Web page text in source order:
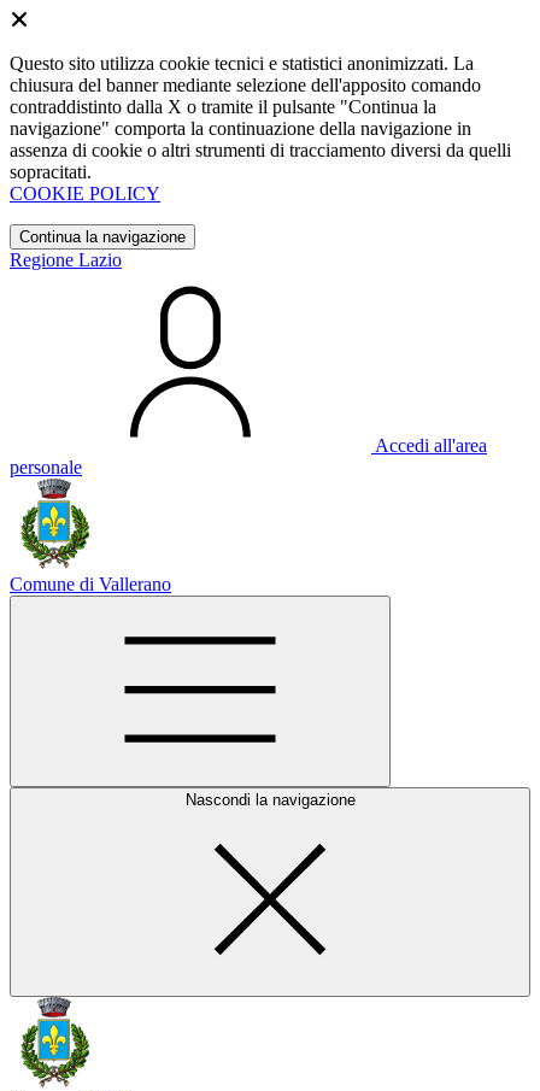
Questo sito utilizza cookie tecnici e statistici anonimizzati. La
chiusura del banner mediante selezione dell'apposito comando
contraddistinto dalla X o tramite il pulsante "Continua la
navigazione" comporta la continuazione della navigazione in
assenza di cookie o altri strumenti di tracciamento diversi da quelli
sopracitati.
COOKIE POLICY
Continua la navigazione
Regione Lazio
Accedi all'area
personale
Comune di Vallerano
Nascondi la navigazione